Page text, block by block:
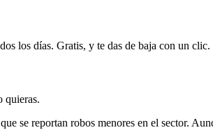
los días. Gratis, y te das de baja con un clic.
quieras.
se reportan robos menores en el sector.